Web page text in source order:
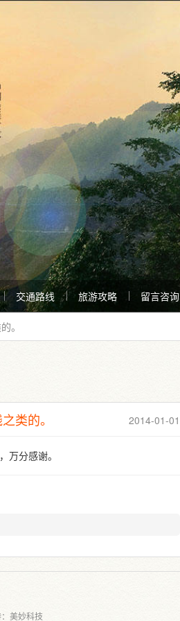
交通路线 旅游攻略 留言咨询
。
类的。 2014-01-01
万分感谢。
美妙科技